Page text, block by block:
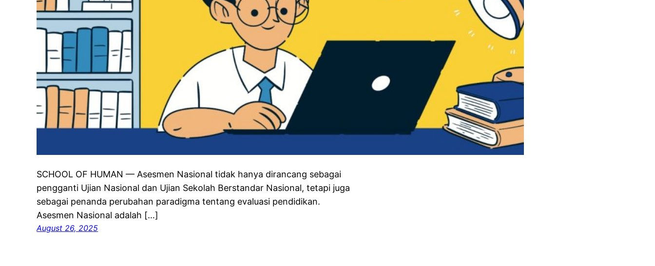
SCHOOL OF HUMAN — Asesmen Nasional tidak hanya dirancang sebagai
pengganti Ujian Nasional dan Ujian Sekolah Berstandar Nasional, tetapi juga
sebagai penanda perubahan paradigma tentang evaluasi pendidikan.
Asesmen Nasional adalah […]
August 26, 2025